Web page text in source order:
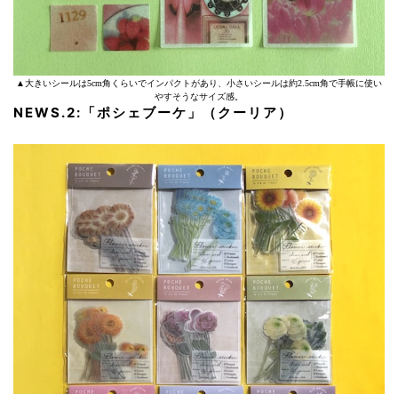
▲大きいシールは5cm角くらいでインパクトがあり、小さいシールは約2.5cm角で手帳に使い
やすそうなサイズ感。
NEWS.2:「ポシェブーケ」（クーリア）